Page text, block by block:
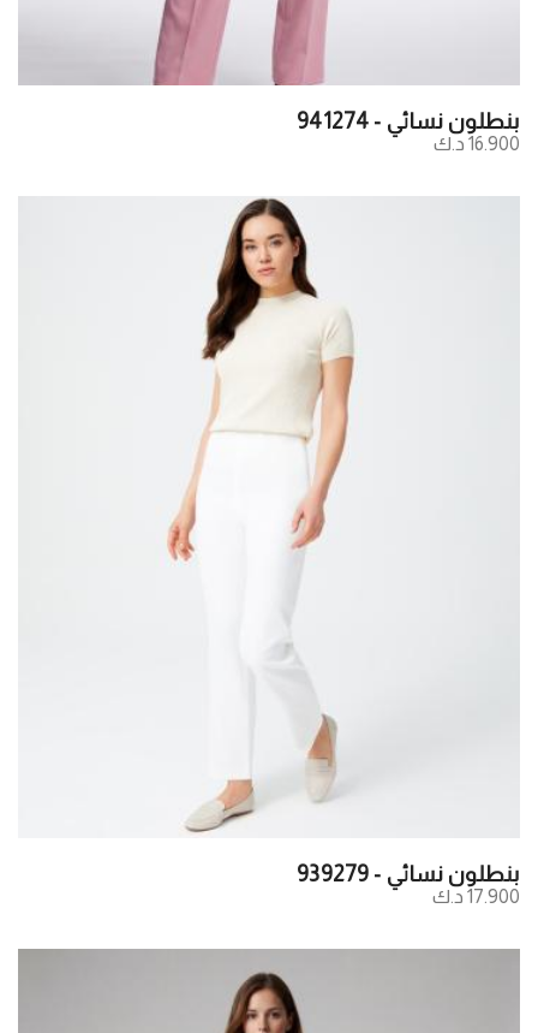
بنطلون نسائي - 941274
16.900 د.ك
بنطلون نسائي - 939279
17.900 د.ك